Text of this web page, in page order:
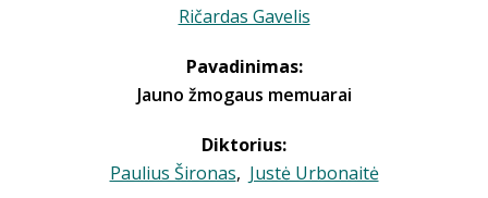
Ričardas Gavelis
Pavadinimas:
Jauno žmogaus memuarai
Diktorius:
Paulius Šironas, Justė Urbonaitė